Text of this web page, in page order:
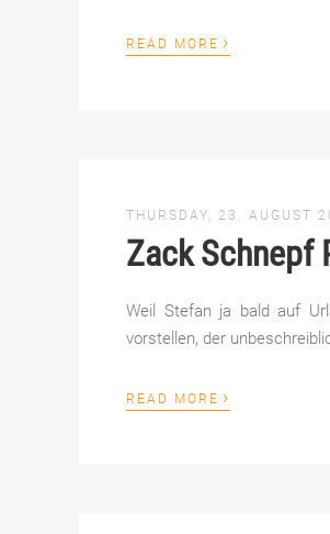
READ MORE ›
THURSDAY, 23. AUGUST
Zack Schnepf
Weil Stefan ja bald auf
vorstellen, der
READ MORE ›